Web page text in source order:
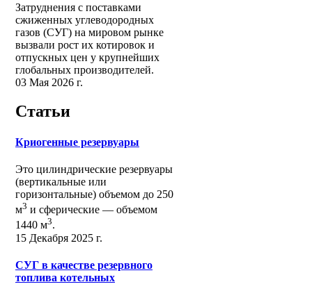
Затруднения с поставками
сжиженных углеводородных
газов (СУГ) на мировом рынке
вызвали рост их котировок и
отпускных цен у крупнейших
глобальных производителей.
03 Мая 2026 г.
Статьи
Криогенные резервуары
Это цилиндрические резервуары
(вертикальные или
горизонтальные) объемом до 250
м3 и сферические ― объемом
1440 м3.
15 Декабря 2025 г.
СУГ в качестве резервного
топлива котельных